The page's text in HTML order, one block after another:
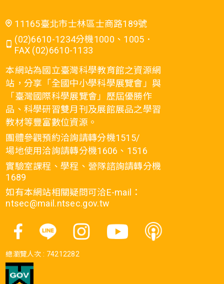
11165臺北市士林區士商路189號
(02)6610-1234分機1000、1005．
FAX (02)6610-1133
本網站為國立臺灣科學教育館之資源網
站，分享「全國中小學科學展覽會」與
「臺灣國際科學展覽會」歷屆優勝作
品、科學研習雙月刊及展館展品之學習
教材等豐富數位資源。
團體參觀預約洽詢請轉分機1515/
場地使用洽詢請轉分機1606、1516
實驗室課程、學程、營隊諮詢請轉分機
1689
如有本網站相關疑問可洽E-mail：
ntsec@mail.ntsec.gov.tw
總瀏覽人次 : 74212282